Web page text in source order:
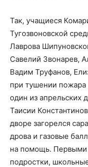
Так, учащиеся
Тугозвоновской
Лаврова
Савелий Звонарев,
Вадим Труфанов,
при тушении
один из апрельских
Таисии
дворе загорелся
дрова и газовые
на помощь. Первыми
подростки,